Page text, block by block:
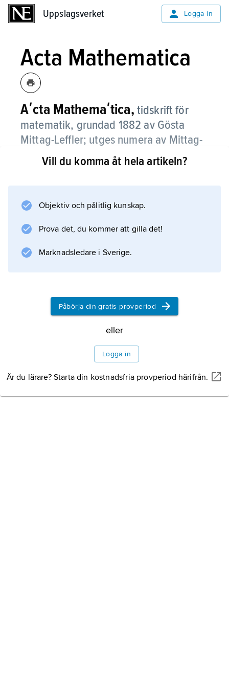
Uppslagsverket Logga in
Acta Mathematica
Aʹcta Mathemaʹtica, tidskrift för
matematik, grundad 1882 av Gösta
Mittag-Leffler; utges numera av Mittag-
Lefflers stiftelse.
Vill du komma åt hela artikeln?
Objektiv och pålitlig kunskap.
Prova det, du kommer att gilla det!
Marknadsledare i Sverige.
Påbörja din gratis provperiod
eller
Logga in
Är du lärare? Starta din kostnadsfria provperiod härifrån.